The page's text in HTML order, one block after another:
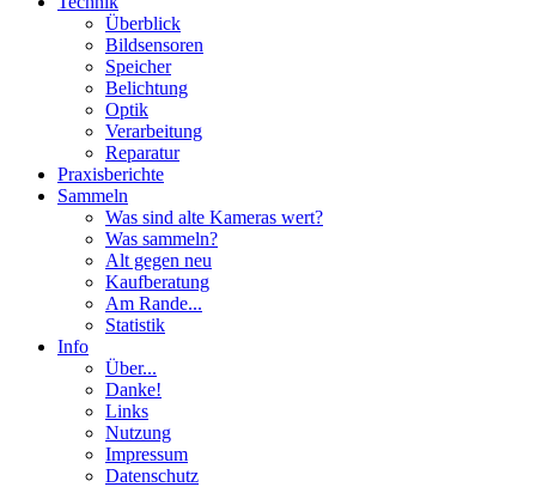
Überblick
Bildsensoren
Speicher
Belichtung
Optik
Verarbeitung
Reparatur
Praxisberichte
Sammeln
Was sind alte Kameras wert?
Was sammeln?
Alt gegen neu
Kaufberatung
Am Rande...
Statistik
Info
Über...
Danke!
Links
Nutzung
Impressum
Datenschutz